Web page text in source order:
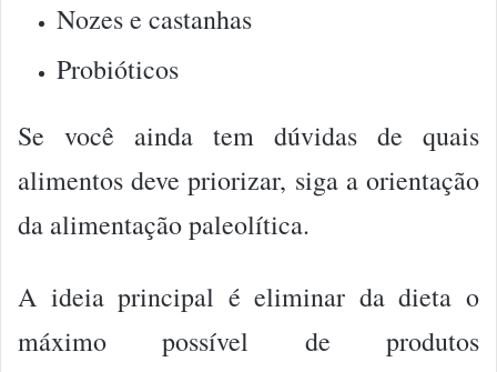
Nozes e castanhas
Probióticos
Se você ainda tem dúvidas de quais
alimentos deve priorizar, siga a orientação
da alimentação paleolítica.
A ideia principal é eliminar da dieta o
máximo possível de produtos